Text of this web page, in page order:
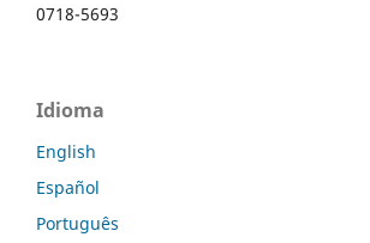
0718-5693
Idioma
English
Español
Português